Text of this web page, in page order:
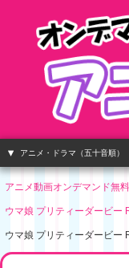
アニメ・ドラマ（五十音順）
アニメ動画オンデマンド無
ウマ娘 プリティーダービー
ウマ娘 プリティーダービー